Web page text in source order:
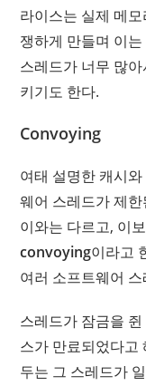
라이스는 실제 메
쟁하게 만들며 이
스레드가 너무 많
키기도 한다.
Convoying
여태 설명한 캐시
웨어 스레드가 제
이와는 다르고, 이
convoying이라고
여러 소프트웨어
스레드가 잠금을
스가 만료되었다고
두는 그 스레드가